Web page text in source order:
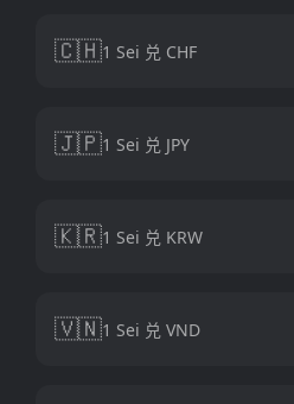
🇨🇭1 Sei 兑 CHF
🇯🇵1 Sei 兑 JPY
🇰🇷1 Sei 兑 KRW
🇻🇳1 Sei 兑 VND